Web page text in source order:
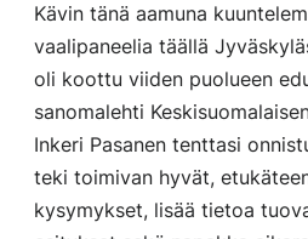
Kävin tänä aamuna
vaalipaneelia täällä
oli koottu viiden puolueen
sanomalehti
Inkeri Pasanen tenttasi
teki toimivan hyvät,
kysymykset, lisää tietoa